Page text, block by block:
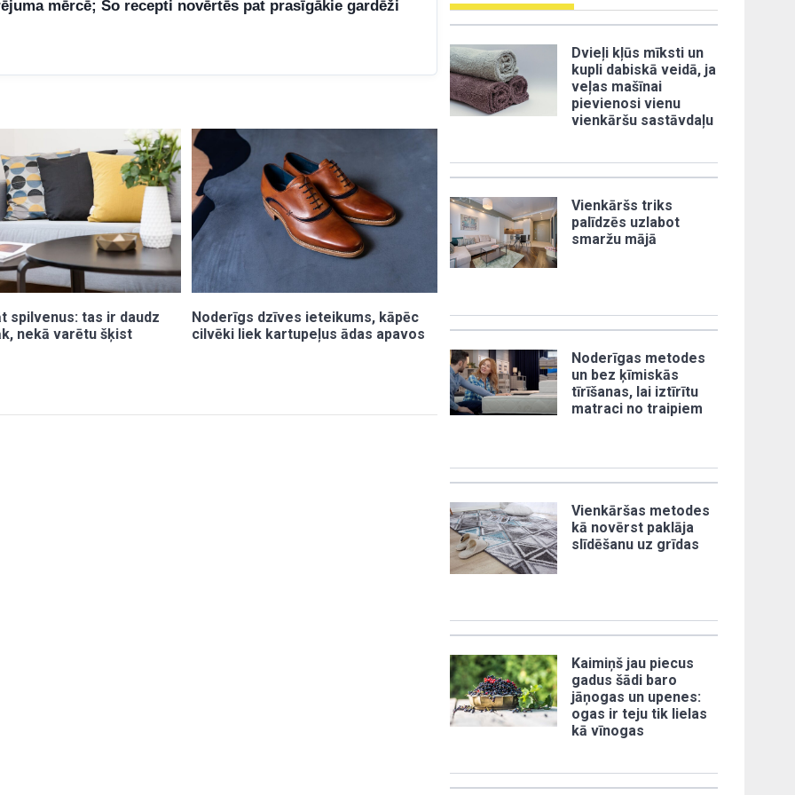
spilvenus: tas ir daudz
nekā varētu šķist
Noderīgs dzīves ieteikums, kāpēc
cilvēki liek kartupeļus ādas apavos
mērcē; Šo recepti novērtēs pat prasīgākie gardēži
Dvieļi kļūs mīksti un
kupli dabiskā veidā, ja
veļas mašīnai
pievienosi vienu
vienkāršu sastāvdaļu
Vienkāršs triks
palīdzēs uzlabot
smaržu mājā
Noderīgas metodes
un bez ķīmiskās
tīrīšanas, lai iztīrītu
matraci no traipiem
Vienkāršas metodes
kā novērst paklāja
slīdēšanu uz grīdas
Kaimiņš jau piecus
gadus šādi baro
jāņogas un upenes:
ogas ir teju tik lielas
kā vīnogas